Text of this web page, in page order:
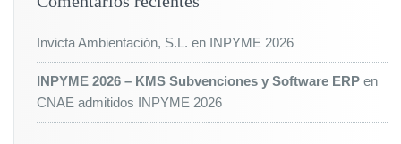
Invicta Ambientación, S.L. en INPYME 2026
INPYME 2026 – KMS Subvenciones y Software ERP en
CNAE admitidos INPYME 2026